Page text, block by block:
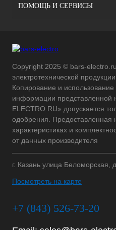
ПОМОЩЬ И СЕРВИСЫ
Copyright 2025 © bars-
электротехнической
Копирование и
информации представленной
ELECTRO.RU» допускается
одобрения.
характеристиках и
от данных производителя
г. Казань улица Беломорская,
Посмотреть на карте
+7 (843) 526-73-20